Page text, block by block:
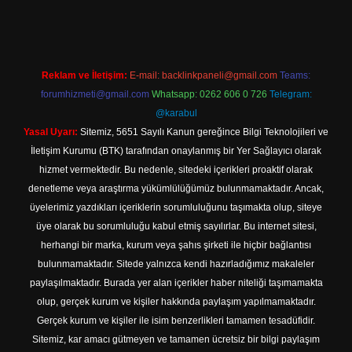
Reklam ve İletişim: E-mail: backlinkpaneli@gmail.com Teams:
forumhizmeti@gmail.com Whatsapp: 0262 606 0 726 Telegram:
@karabul
Yasal Uyarı: Sitemiz, 5651 Sayılı Kanun gereğince Bilgi Teknolojileri ve
İletişim Kurumu (BTK) tarafından onaylanmış bir Yer Sağlayıcı olarak
hizmet vermektedir. Bu nedenle, sitedeki içerikleri proaktif olarak
denetleme veya araştırma yükümlülüğümüz bulunmamaktadır. Ancak,
üyelerimiz yazdıkları içeriklerin sorumluluğunu taşımakta olup, siteye
üye olarak bu sorumluluğu kabul etmiş sayılırlar. Bu internet sitesi,
herhangi bir marka, kurum veya şahıs şirketi ile hiçbir bağlantısı
bulunmamaktadır. Sitede yalnızca kendi hazırladığımız makaleler
paylaşılmaktadır. Burada yer alan içerikler haber niteliği taşımamakta
olup, gerçek kurum ve kişiler hakkında paylaşım yapılmamaktadır.
Gerçek kurum ve kişiler ile isim benzerlikleri tamamen tesadüfidir.
Sitemiz, kar amacı gütmeyen ve tamamen ücretsiz bir bilgi paylaşım